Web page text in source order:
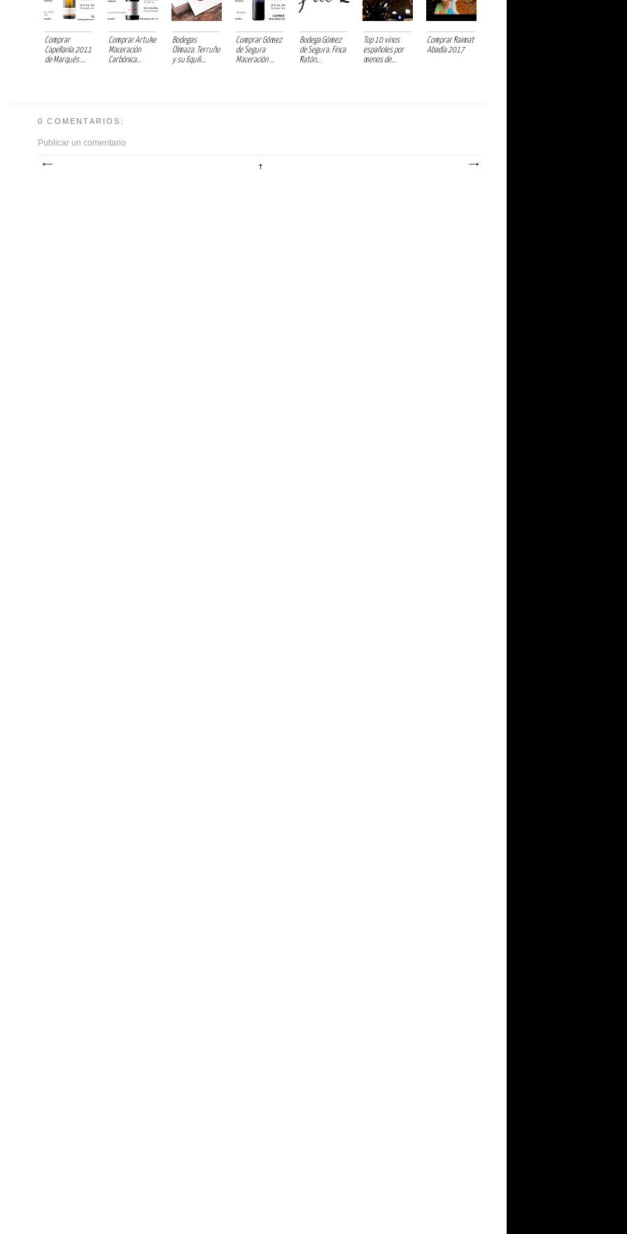
Comprar
Capellanía 2011
de Marqués ...
Comprar Artuke
Maceración
Carbónica...
Bodegas
Olmaza. Terruño
y su Equili...
Comprar Gómez
de Segura
Maceración ...
Bodega Gómez
de Segura. Finca
Ratón...
Top 10 vinos
españoles por
menos de...
Comprar Raimat
Abadía 2017
0 COMENTARIOS:
Publicar un comentario